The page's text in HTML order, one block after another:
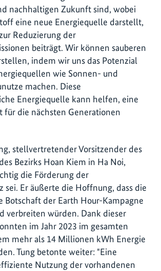
nachhaltigen Zukunft sind, wobei
eine neue Energiequelle darstellt,
Reduzierung der
beiträgt. Wir können sauberen
indem wir uns das Potenzial
wie Sonnen- und
machen. Diese
Energiequelle kann helfen, eine
für die nächsten Generationen
stellvertretender Vorsitzender des
Bezirks Hoan Kiem in Ha Noi,
die Förderung der
sei. Er äußerte die Hoffnung, dass die
Botschaft der Earth Hour-Kampagne
verbreiten würden. Dank dieser
im Jahr 2023 im gesamten
mehr als 14 Millionen kWh Energie
Tung betonte weiter: "Eine
Nutzung der vorhandenen